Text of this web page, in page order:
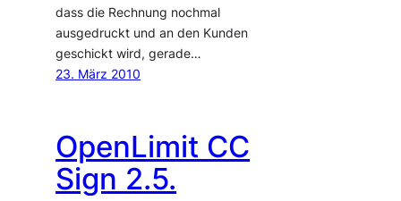
dass die Rechnung nochmal
ausgedruckt und an den Kunden
geschickt wird, gerade…
23. März 2010
OpenLimit CC
Sign 2.5.